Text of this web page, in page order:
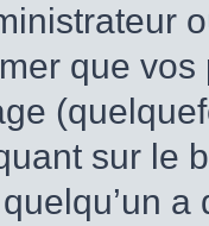
que
sur le